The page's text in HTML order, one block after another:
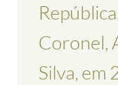
Coronel,
Silva, em